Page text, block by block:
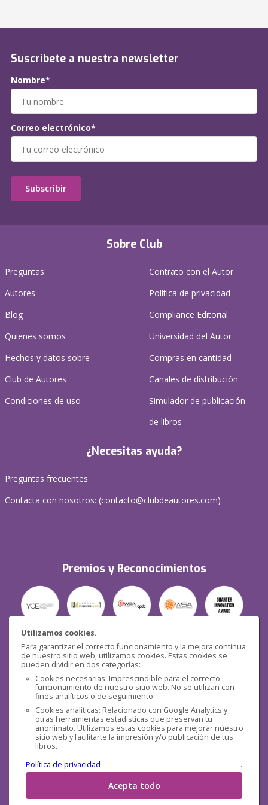
Utilizamos cookies.
Para garantizar el correcto funcionamiento y la mejora continua
de nuestro sitio web, utilizamos cookies. Estas cookies se
pueden dividir en dos categorías:
Cookies necesarias: Imprescindible para el correcto
funcionamiento de nuestro sitio web. No se utilizan con
fines analíticos o de seguimiento.
Cookies analíticas: Relacionado con Google Analytics y
otras herramientas estadísticas que preservan tu
anonimato. Utilizamos estas cookies para mejorar nuestro
sitio web y facilitarte la impresión y/o publicación de tus
libros.
Política de privacidad
.
Acepta todo
Sobre Club
Preguntas
Autores
Blog
Quienes somos
Hechos y datos sobre
Club de Autores
Condiciones de uso
Contrato con el Autor
Política de privacidad
Compliance Editorial
Universidad del Autor
Compras en cantidad
Canales de distribución
Simulador de publicación
de libros
¿Necesitas ayuda?
Preguntas frecuentes
Contacta con nosotros: (contacto@clubdeautores.com)
Premios y Reconocimientos
Seguridad
Redes sociales
Suscríbete a nuestra newsletter
Nombre*
Correo electrónico*
Subscribir